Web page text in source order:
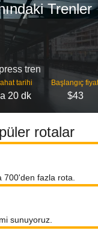
Trenler
tren
tarihi
20 dk
Başlangıç
$43
rotalar
700'den fazla rota.
sunuyoruz.